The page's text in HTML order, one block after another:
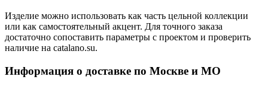
Изделие можно использовать как часть цельной коллекции
или как самостоятельный акцент. Для точного заказа
достаточно сопоставить параметры с проектом и проверить
наличие на catalano.su.
Информация о доставке по Москве и МО